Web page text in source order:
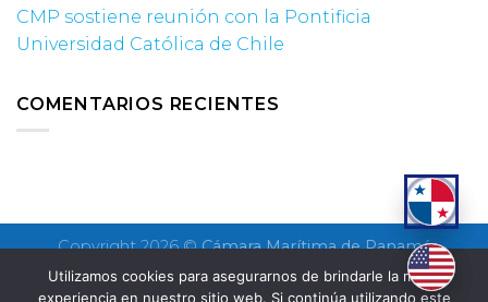
CMP sostiene reunión con la Pontificia
Universidad Católica de Chile
COMENTARIOS RECIENTES
Copyright 2026 ©Cámara Marítima de Panamá
Utilizamos cookies para asegurarnos de brindarle la mejor
experiencia en nuestro sitio web. Si continúa utilizando este